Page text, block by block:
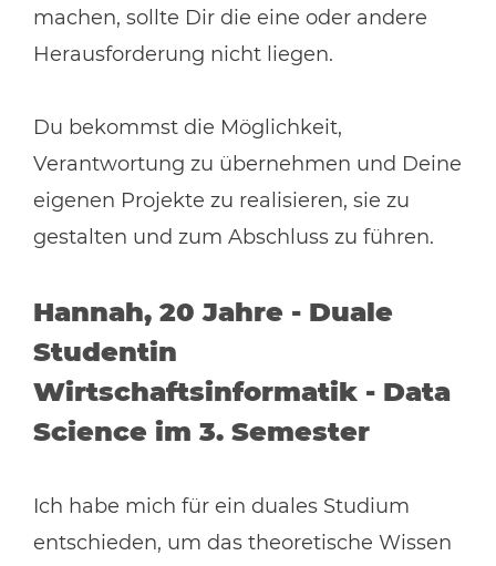
machen, sollte Dir die eine oder andere
Herausforderung nicht liegen.
Du bekommst die Möglichkeit,
Verantwortung zu übernehmen und Deine
eigenen Projekte zu realisieren, sie zu
gestalten und zum Abschluss zu führen.
Hannah, 20 Jahre - Duale
Studentin
Wirtschaftsinformatik - Data
Science im 3. Semester
Ich habe mich für ein duales Studium
entschieden, um das theoretische Wissen